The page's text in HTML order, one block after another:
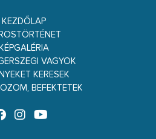
KEZDŐLAP
KÉPGALÉRIA
VAGYOK
KERESEK
BEFEKTETEK